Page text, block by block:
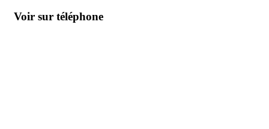
Voir sur téléphone